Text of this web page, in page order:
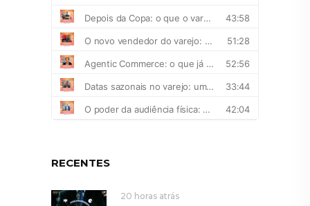
RECENTES
20 horas atrás